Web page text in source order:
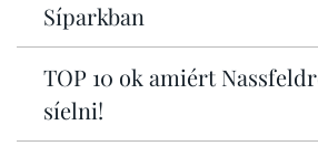
Síparkban
TOP 10 ok amiért
síelni!